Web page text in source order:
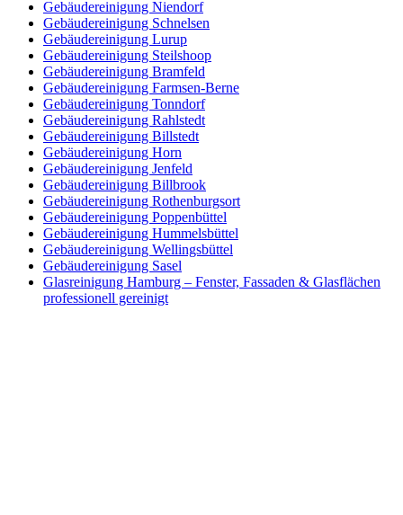
Gebäudereinigung Niendorf
Gebäudereinigung Schnelsen
Gebäudereinigung Lurup
Gebäudereinigung Steilshoop
Gebäudereinigung Bramfeld
Gebäudereinigung Farmsen-Berne
Gebäudereinigung Tonndorf
Gebäudereinigung Rahlstedt
Gebäudereinigung Billstedt
Gebäudereinigung Horn
Gebäudereinigung Jenfeld
Gebäudereinigung Billbrook
Gebäudereinigung Rothenburgsort
Gebäudereinigung Poppenbüttel
Gebäudereinigung Hummelsbüttel
Gebäudereinigung Wellingsbüttel
Gebäudereinigung Sasel
Glasreinigung Hamburg – Fenster, Fassaden & Glasflächen
professionell gereinigt